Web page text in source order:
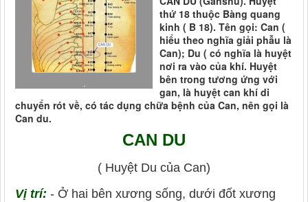
.
thứ 18 thuộc Bàng quang
kinh ( B 18). Tên gọi: Can (
hiểu theo nghĩa giải phẫu là
Can); Du ( có nghĩa là huyệt
nơi ra vào của khí. Huyệt
bên trong tương ứng với
gan, là huyệt can khí di
chuyển rót về, có tác dụng chữa bệnh của Can, nên gọi là
Can du.
CAN DU
( Huyệt Du của Can)
Vị trí: - Ở hai bên xương sống, dưới đốt xương